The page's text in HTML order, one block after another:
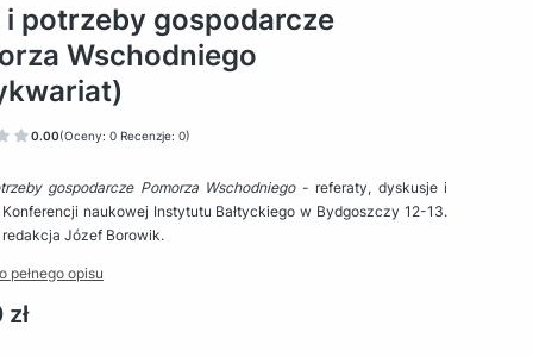
i potrzeby gospodarcze
Wschodniego
0.00(Oceny: 0 Recenzje: 0)
gospodarcze Pomorza Wschodniego- referaty, dyskusje i
naukowej Instytutu Bałtyckiego w Bydgoszczy 12-13.
redakcja Józef Borowik.
pełnego opisu